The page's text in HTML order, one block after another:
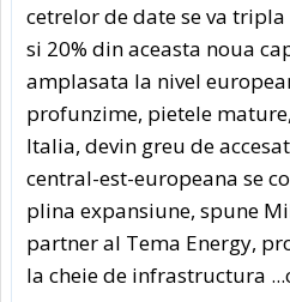
cetrelor de date se va
si 20% din aceasta noua
amplasata la nivel
profunzime, pietele
Italia, devin greu de
central-est-europeana se
plina expansiune, spune
partner al Tema Energy,
la cheie de infrastructura